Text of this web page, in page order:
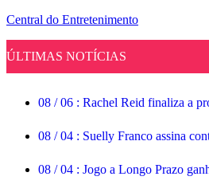
Central do Entretenimento
ÚLTIMAS NOTÍCIAS
08 / 06 : Rachel Reid finaliza a
08 / 04 : Suelly Franco assina
08 / 04 : Jogo a Longo Prazo